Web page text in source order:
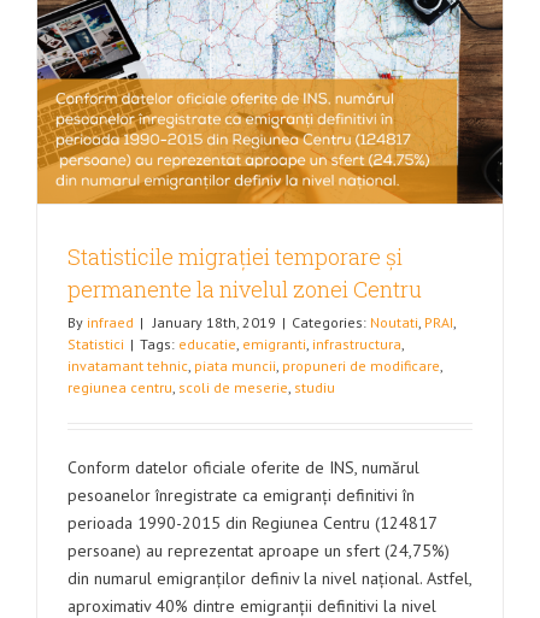
Statisticile migrației temporare și
permanente la nivelul zonei Centru
By infraed | January 18th, 2019 | Categories: Noutati PRAI
Statistici | Tags: educatie emigranti infrastructura
invatamant tehnic piata muncii propuneri de modificare
regiunea centru scoli de meserie studiu
Conform datelor oficiale oferite de INS, numărul
pesoanelor înregistrate ca emigranți definitivi în
perioada 1990-2015 din Regiunea Centru (124817
persoane) au reprezentat aproape un sfert (24,75%)
din numarul emigranților definiv la nivel național. Astfel,
aproximativ 40% dintre emigranții definitivi la nivel